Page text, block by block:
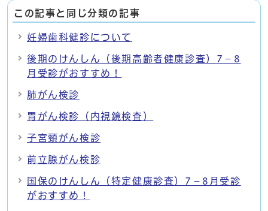
この記事と同じ分類の記事
妊婦歯科健診について
後期のけんしん（後期高齢者健康診査）7－8
月受診がおすすめ！
肺がん検診
胃がん検診（内視鏡検査）
子宮頸がん検診
前立腺がん検診
国保のけんしん（特定健康診査）7－8月受診
がおすすめ！